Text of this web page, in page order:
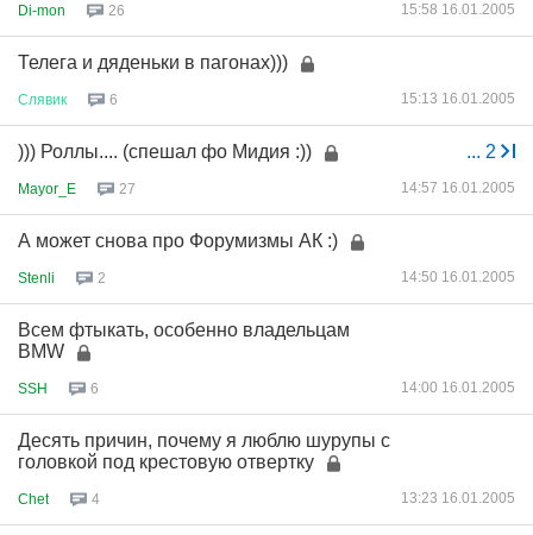
Di-mon 26 15:58 16.01.2005
Телега и дяденьки в пагонах)))
Слявик 6 15:13 16.01.2005
... 2
))) Роллы.... (спешал фо Мидия :))
Mayor_E 27 14:57 16.01.2005
А может снова про Форумизмы АК :)
Stenli 2 14:50 16.01.2005
Всем фтыкать, особенно владельцам
BMW
SSH 6 14:00 16.01.2005
Десять причин, почему я люблю шурупы с
головкой под крестовую отвертку
Chet 4 13:23 16.01.2005